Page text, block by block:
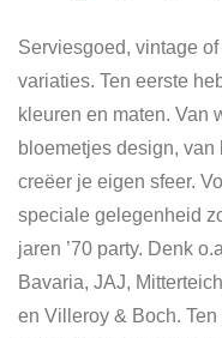
Serviesgoed, vintage
variaties. Ten eerste
kleuren en maten. Van
bloemetjes design,
creëer je eigen sfeer.
speciale gelegenheid
jaren ’70 party. Denk
Bavaria, JAJ,
en Villeroy & Boch.